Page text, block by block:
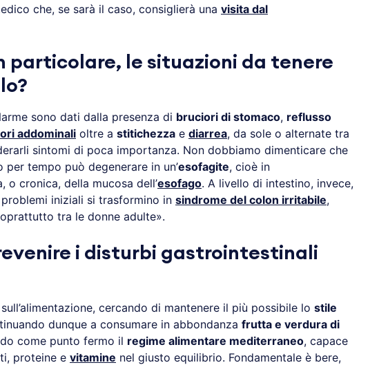
che, se sarà il caso, consiglierà una visita dal
particolare, le situazioni da tenere
sono dati dalla presenza di bruciori di stomaco, reflusso
addominali oltre a stitichezza e diarrea, da sole o alternate tra
sintomi di poca importanza. Non dobbiamo dimenticare che
tempo può degenerare in un’esofagite, cioè in
o cronica, della mucosa dell’esofago. A livello di intestino, invece,
iniziali si trasformino in sindrome del colon irritabile,
tra le donne adulte».
i disturbi gastrointestinali
cercando di mantenere il più possibile lo stile
dunque a consumare in abbondanza frutta e verdura di
come punto fermo il regime alimentare mediterraneo, capace
proteine e vitamine nel giusto equilibrio. Fondamentale è bere,